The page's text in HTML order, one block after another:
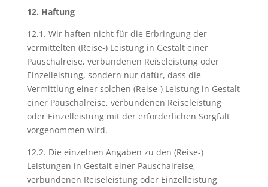
12. Haftung
12.1. Wir haften nicht für die Erbringung der
vermittelten (Reise-) Leistung in Gestalt einer
Pauschalreise, verbundenen Reiseleistung oder
Einzelleistung, sondern nur dafür, dass die
Vermittlung einer solchen (Reise-) Leistung in Gestalt
einer Pauschalreise, verbundenen Reiseleistung
oder Einzelleistung mit der erforderlichen Sorgfalt
vorgenommen wird.
12.2. Die einzelnen Angaben zu den (Reise-)
Leistungen in Gestalt einer Pauschalreise,
verbundenen Reiseleistung oder Einzelleistung